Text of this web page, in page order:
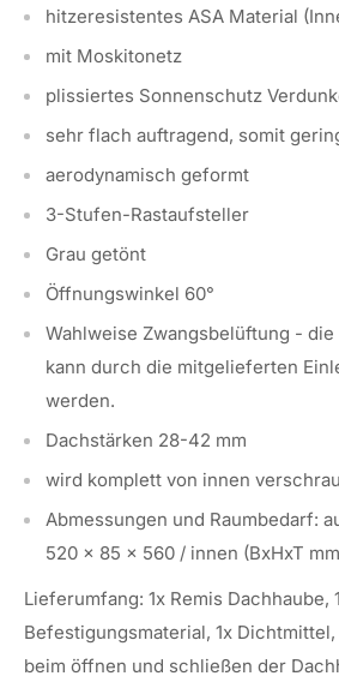
hitzeresistentes ASA Material
mit Moskitonetz
plissiertes Sonnenschutz
sehr flach auftragend, somit
aerodynamisch geformt
3-Stufen-Rastaufsteller
Grau getönt
Öffnungswinkel 60°
Wahlweise Zwangsbelüftung -
kann durch die mitgelieferten
werden.
Dachstärken 28-42 mm
wird komplett von innen
Abmessungen und Raumbedarf:
520 x 85 x 560 / innen (BxHxT
Lieferumfang: 1x Remis Dachhaube,
Befestigungsmaterial, 1x
beim öffnen und schließen der